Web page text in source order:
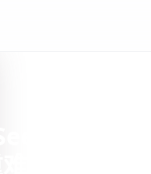
智控领航
点风险防